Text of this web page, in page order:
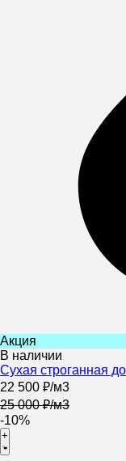
Акция
В наличии
Сухая строганная
22 500 ₽/м3
25 000 ₽/м3
-10%
+